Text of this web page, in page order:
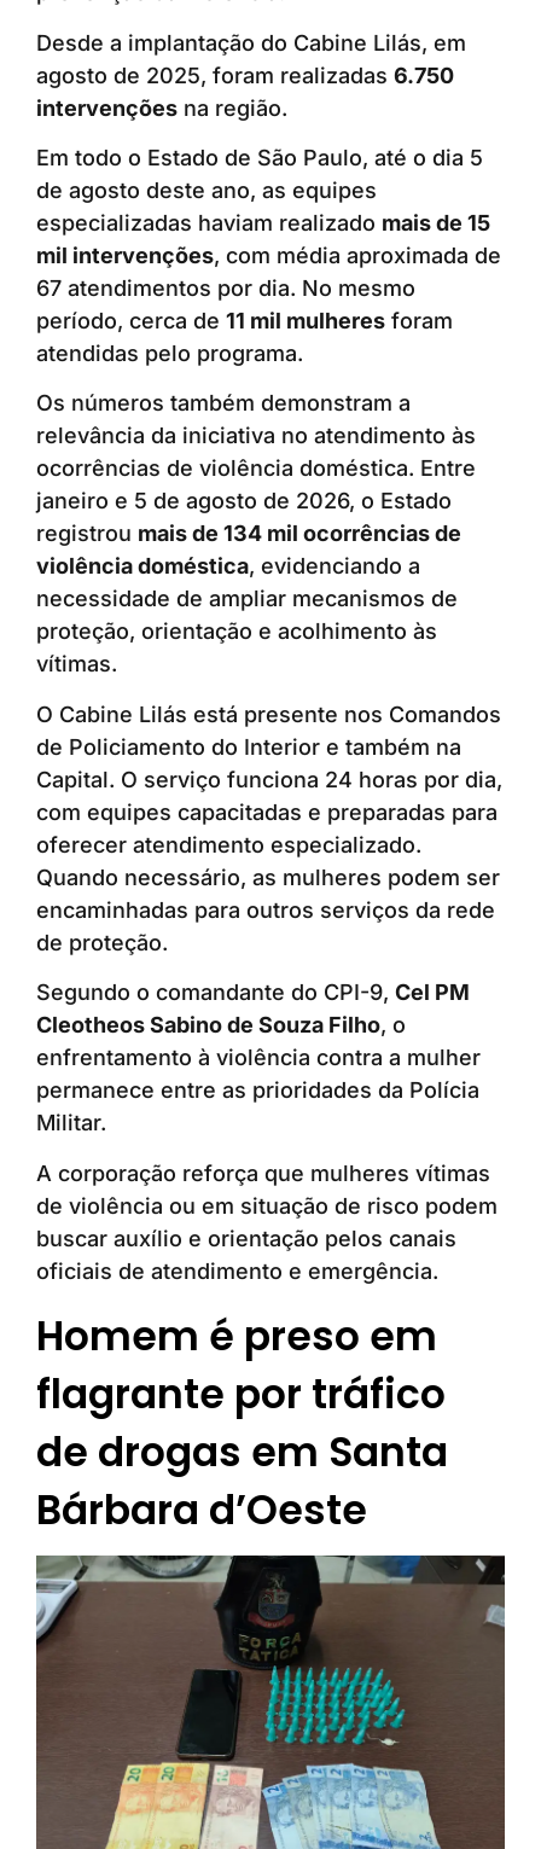
Desde a implantação do Cabine Lilás, em
agosto de 2025, foram realizadas 6.750
intervenções na região.
Em todo o Estado de São Paulo, até o dia 5
de agosto deste ano, as equipes
especializadas haviam realizado mais de 15
mil intervenções, com média aproximada de
67 atendimentos por dia. No mesmo
período, cerca de 11 mil mulheres foram
atendidas pelo programa.
Os números também demonstram a
relevância da iniciativa no atendimento às
ocorrências de violência doméstica. Entre
janeiro e 5 de agosto de 2026, o Estado
registrou mais de 134 mil ocorrências de
violência doméstica, evidenciando a
necessidade de ampliar mecanismos de
proteção, orientação e acolhimento às
vítimas.
O Cabine Lilás está presente nos Comandos
de Policiamento do Interior e também na
Capital. O serviço funciona 24 horas por dia,
com equipes capacitadas e preparadas para
oferecer atendimento especializado.
Quando necessário, as mulheres podem ser
encaminhadas para outros serviços da rede
de proteção.
Segundo o comandante do CPI-9, Cel PM
Cleotheos Sabino de Souza Filho, o
enfrentamento à violência contra a mulher
permanece entre as prioridades da Polícia
Militar.
A corporação reforça que mulheres vítimas
de violência ou em situação de risco podem
buscar auxílio e orientação pelos canais
oficiais de atendimento e emergência.
Homem é preso em
flagrante por tráfico
de drogas em Santa
Bárbara d’Oeste